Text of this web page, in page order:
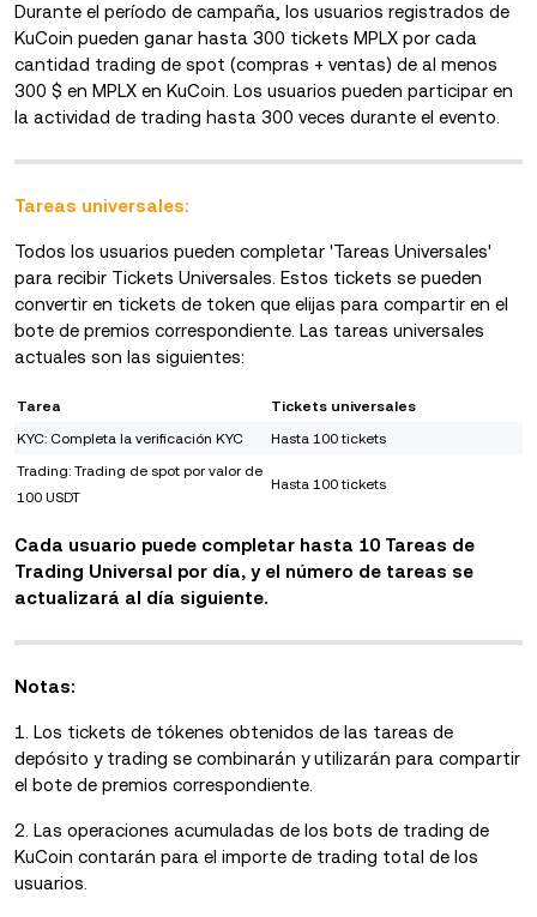
Durante el período de campaña, los usuarios registrados de
KuCoin pueden ganar hasta 300 tickets MPLX por cada
cantidad trading de spot (compras + ventas) de al menos
300 $ en MPLX en KuCoin. Los usuarios pueden participar en
la actividad de trading hasta 300 veces durante el evento.
Tareas universales:
Todos los usuarios pueden completar 'Tareas Universales'
para recibir Tickets Universales. Estos tickets se pueden
convertir en tickets de token que elijas para compartir en el
bote de premios correspondiente. Las tareas universales
actuales son las siguientes:
Tarea
Tickets universales
KYC: Completa la verificación KYC
Hasta 100 tickets
Trading: Trading de spot por valor de
100 USDT
Hasta 100 tickets
Cada usuario puede completar hasta 10 Tareas de
Trading Universal por día, y el número de tareas se
actualizará al día siguiente.
Notas:
1. Los tickets de tókenes obtenidos de las tareas de
depósito y trading se combinarán y utilizarán para compartir
el bote de premios correspondiente.
2. Las operaciones acumuladas de los bots de trading de
KuCoin contarán para el importe de trading total de los
usuarios.